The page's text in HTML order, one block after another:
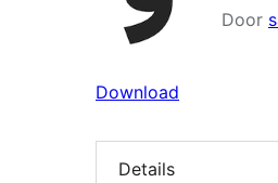
Door
Download
Details